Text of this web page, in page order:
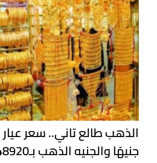
جنيهًا والجنيه الذهب بـ48920